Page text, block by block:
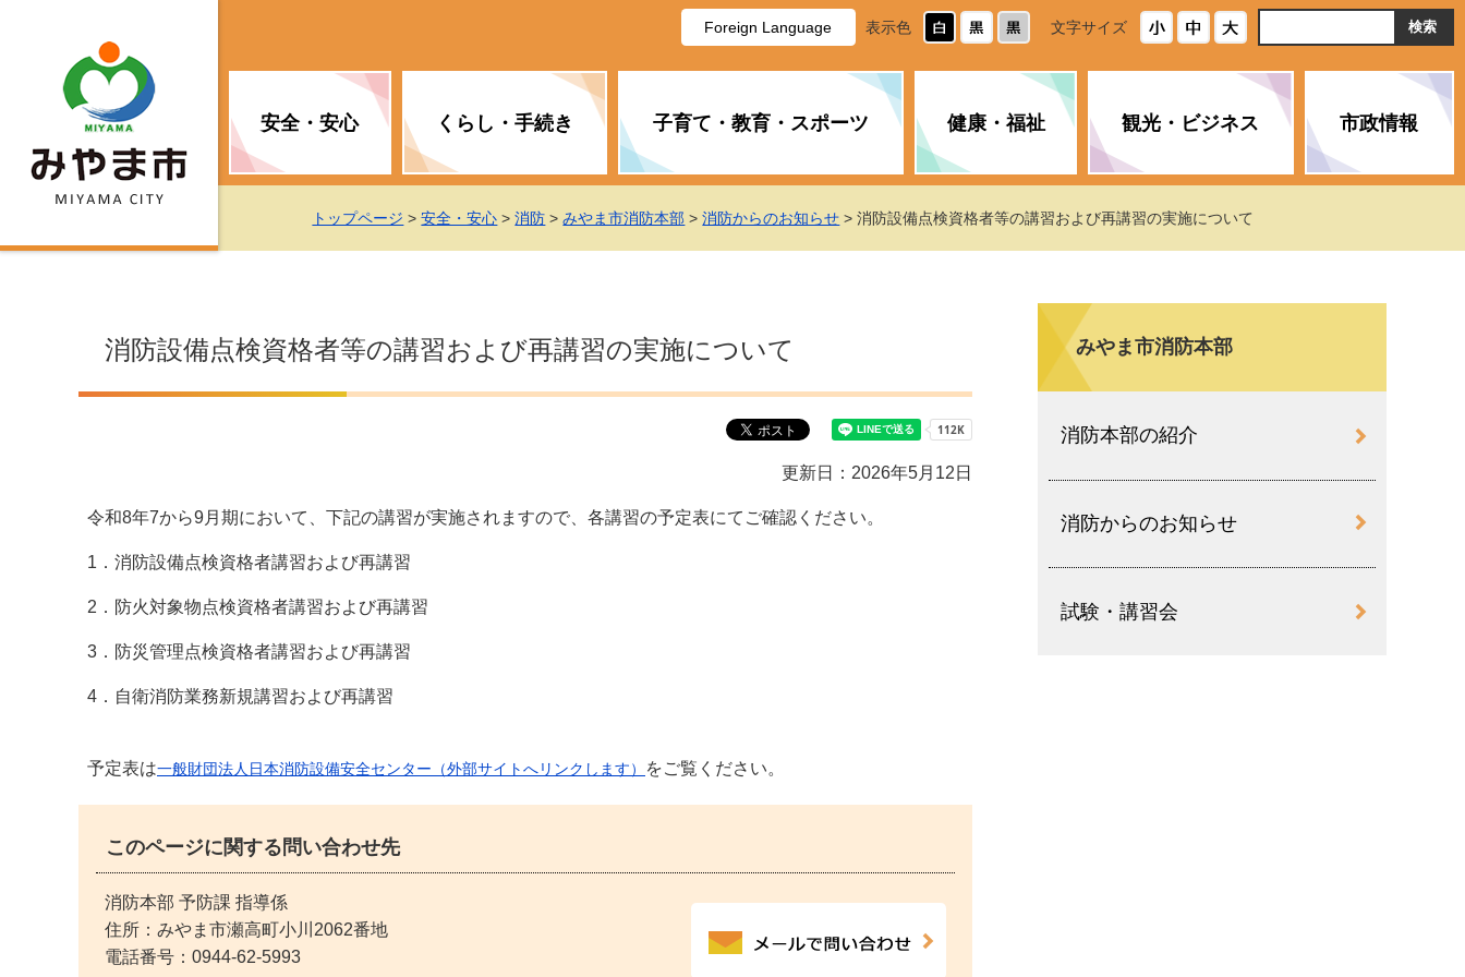
Foreign Language 表示色 文字サイズ
ト
索
安全・安心
お知らせ（安全・安心） 休日・夜間の急病 防災 生活安全情報
くらし・手続き
届け出・証明 税金 水道・下水道・浄化槽 ごみ・リサイクル
移住・定住支援 各種相談 ペット・動物・環境
デジタル地域通貨
子育て・教育・スポーツ
教育 生涯学習 スポーツ
健康・福祉
国民健康保険 計画 後期高齢者医療制度
新型コロナウイルス感染症に
ついて
観光・ビジネス
観光情報 企業誘致に関すること 商工業 農林水産業
地球温暖化対策
市政情報
市の政策 市長の部屋 市役所ご案内 みやま市の紹介
情報公開と個人情報保護制度
市へのご意見・パブリックコ
メント
企業版ふるさと納税
トップページ >安全・安心 >消防 >みやま市消防本部 >消防からのお知らせ > 消防設備点検資格者等の講習および再講習の実施について
消防設備点検資格者等の講習および再講習の実施について
更新日：2026年5月12日
令和8年7から9月期において、下記の講習が実施されますので、各講習の予定表にてご確認ください。
1．消防設備点検資格者講習および再講習
2．防火対象物点検資格者講習および再講習
3．防災管理点検資格者講習および再講習
4．自衛消防業務新規講習および再講習
予定表は一般財団法人日本消防設備安全センター（外部サイトへリンクします） をご覧ください。
このページに関する問い合わせ先
消防本部 予防課 指導係
住所：みやま市瀬高町小川2062番地
電話番号： 0944-62-5993
みやま市消防本部
消防本部の紹介
消防からのお知らせ
試験・講習会